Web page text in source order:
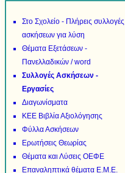
Στο Σχολείο - Πλήρεις συλλογές
ασκήσεων για λύση
Θέματα Εξετάσεων -
Πανελλαδικών / word
Συλλογές Ασκήσεων -
Εργασίες
Διαγωνίσματα
ΚΕΕ Βιβλία Αξιολόγησης
Φύλλα Ασκήσεων
Ερωτήσεις Θεωρίας
Θέματα και Λύσεις ΟΕΦΕ
Επαναληπτικά θέματα Ε.Μ.Ε.